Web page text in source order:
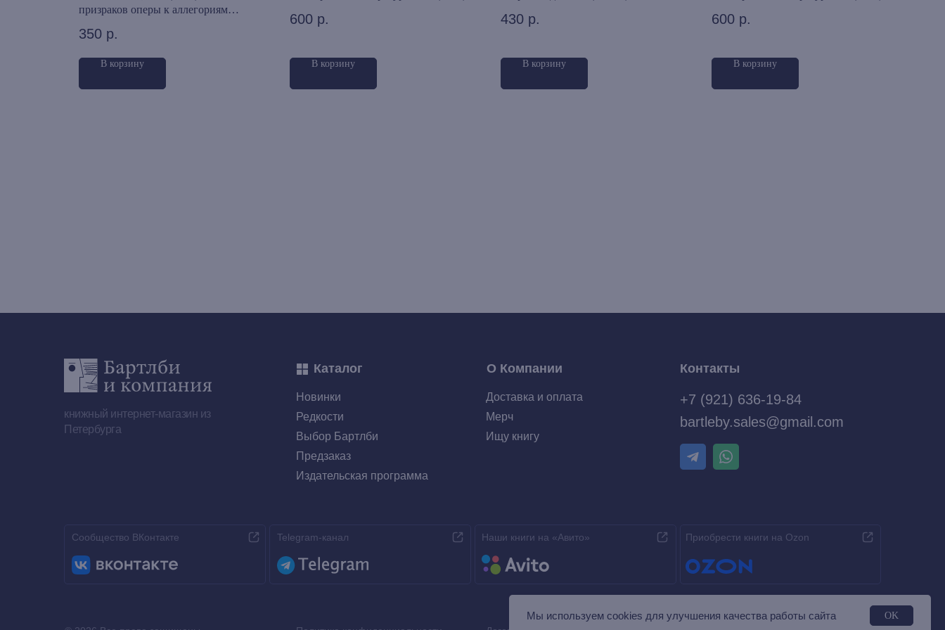
призраков оперы к аллегориям
350 р.
В корзину
600 р.
В корзину
430 р.
В корзину
600 р.
В корзину
Мы используем сookies для улучшения качества работы сайта OK
Контакты
книжный интернет-магазин из
Петербурга
+7 (921) 636-19-84
bartleby.sales@gmail.com
О Компании
Каталог
Приобрести книги на Ozon
Сообщество ВКонтакте
Ищу книгу
Мерч
Доставка и оплата
Наши книги на «Авито»
Предзаказ
Выбор Бартлби
Редкости
Новинки
Издательская программа
Telegram-канал